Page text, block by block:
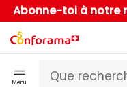
Abonne-toi à notre
Menu